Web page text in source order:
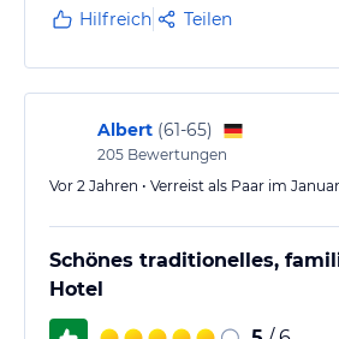
Hilfreich Teilen
Albert (61-65)
205 Bewertungen
Vor 2 Jahren • Verreist als Paar im
Schönes traditionelles,
Hotel